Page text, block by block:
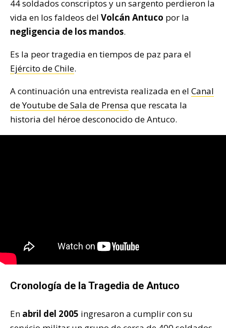
44 soldados conscriptos y un sargento perdieron la
vida en los faldeos del Volcán Antuco por la
negligencia de los mandos.
Es la peor tragedia en tiempos de paz para el
Ejército de Chile.
A continuación una entrevista realizada en el Canal
de Youtube de Sala de Prensa que rescata la
historia del héroe desconocido de Antuco.
Cronología de la Tragedia de Antuco
En abril del 2005 ingresaron a cumplir con su